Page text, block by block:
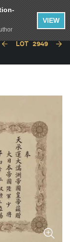
LOT 2949
VIEW